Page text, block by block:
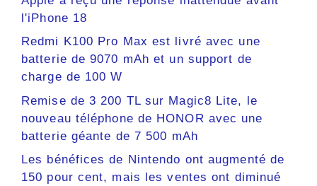
l'iPhone 18
Redmi K100 Pro Max est livré avec une
batterie de 9070 mAh et un support de
charge de 100 W
Remise de 3 200 TL sur Magic8 Lite, le
nouveau téléphone de HONOR avec une
batterie géante de 7 500 mAh
Les bénéfices de Nintendo ont augmenté de
150 pour cent, mais les ventes ont diminué